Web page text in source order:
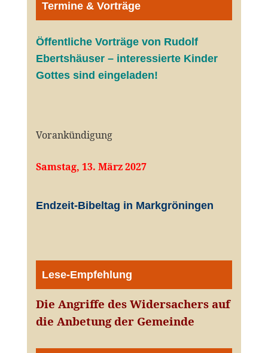
Termine & Vorträge
Öffentliche Vorträge von Rudolf
Ebertshäuser – interessierte Kinder
Gottes sind eingeladen!
Vorankündigung
Samstag, 13. März 2027
Endzeit-Bibeltag in Markgröningen
Lese-Empfehlung
Die Angriffe des Widersachers auf
die Anbetung der Gemeinde